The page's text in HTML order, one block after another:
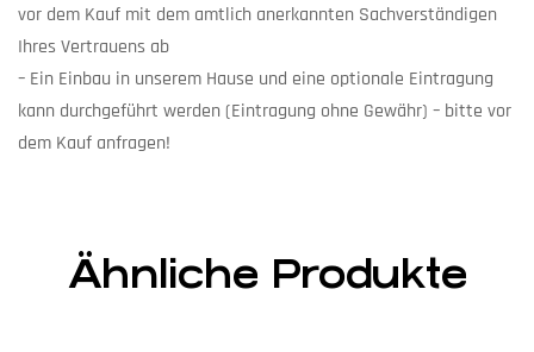
vor dem Kauf mit dem amtlich anerkannten Sachverständigen
Ihres Vertrauens ab
– Ein Einbau in unserem Hause und eine optionale Eintragung
kann durchgeführt werden (Eintragung ohne Gewähr) – bitte vor
dem Kauf anfragen!
Ähnliche Produkte